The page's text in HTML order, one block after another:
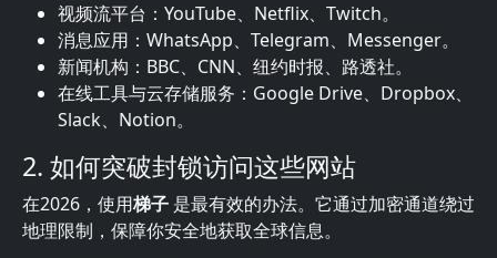
视频流平台：YouTube、Netflix、Twitch。
消息应用：WhatsApp、Telegram、Messenger。
新闻机构：BBC、CNN、纽约时报、路透社。
在线工具与云存储服务：Google Drive、Dropbox、
Slack、Notion。
2. 如何突破封锁访问这些网站
在2026，使用梯子 是最有效的办法。它通过加密通道绕过
地理限制，保障你安全地获取全球信息。